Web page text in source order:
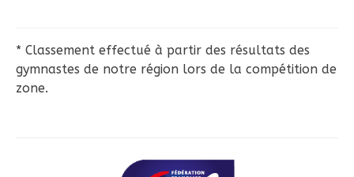
* Classement effectué à partir des résultats des
gymnastes de notre région lors de la compétition de
zone.